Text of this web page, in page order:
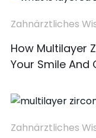
Zahnärztliches
How Multilayer
Your Smile And
Zahnärztliches